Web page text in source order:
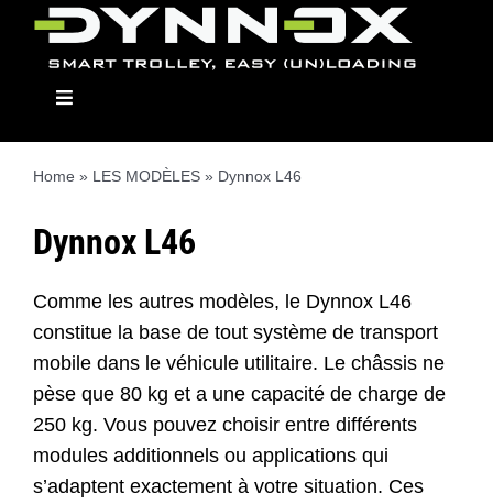
Skip
Toggle
Modellen
Opbouwmodulen
Dealers
Home » LES MODÈLES» Dynnox L46
Dynnox L46
Comme les autres modèles, le Dynnox L46
constitue la base de tout système de transport
mobile dans le véhicule utilitaire. Le châssis ne
pèse que 80 kg et a une capacité de charge de
250 kg. Vous pouvez choisir entre différents
modules additionnels ou applications qui
s’adaptent exactement à votre situation. Ces